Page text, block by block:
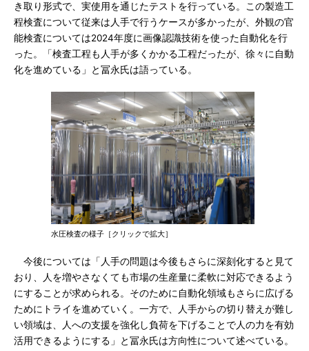
き取り形式で、実使用を通じたテストを行っている。この製造工
程検査について従来は人手で行うケースが多かったが、外観の官
能検査については2024年度に画像認識技術を使った自動化を行
った。「検査工程も人手が多くかかる工程だったが、徐々に自動
化を進めている」と冨永氏は語っている。
水圧検査の様子［クリックで拡大］
今後については「人手の問題は今後もさらに深刻化すると見て
おり、人を増やさなくても市場の生産量に柔軟に対応できるよう
にすることが求められる。そのために自動化領域もさらに広げる
ためにトライを進めていく。一方で、人手からの切り替えが難し
い領域は、人への支援を強化し負荷を下げることで人の力を有効
活用できるようにする」と冨永氏は方向性について述べている。